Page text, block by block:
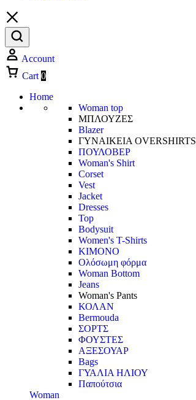
Account
Cart 0
Home
Woman top
ΜΠΛΟΥΖΕΣ
Blazer
ΓΥΝΑΙΚΕΙΑ OVERSHIRTS
ΠΟΥΛΟΒΕΡ
Woman's Shirt
Corset
Vest
Jacket
Dresses
Top
Bodysuit
Women's T-Shirts
ΚΙΜΟΝΟ
Ολόσωμη φόρμα
Woman Bottom
Jeans
Woman's Pants
ΚΟΛΑΝ
Bermouda
ΣΟΡΤΣ
ΦΟΥΣΤΕΣ
ΑΞΕΣΟΥΑΡ
Bags
ΓΥΑΛΙΑ ΗΛΙΟΥ
Παπούτσια
Woman